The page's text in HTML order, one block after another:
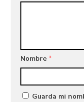
Nombre *
Guarda mi